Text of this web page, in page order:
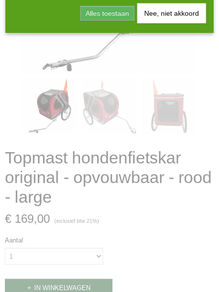
Topmast hondenfietskar
original - opvouwbaar - rood
- large
€ 169,00 (inclusief btw 21%)
Aantal
IN WINKELWAGEN
Alles toestaan Nee, niet akkoord